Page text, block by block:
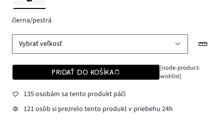
čierna/pestrá
Vybrať veľkosť
PRIDAŤ DO KOŠÍKA
[node-product-
wishlist]
135 osobám sa tento produkt páči
121 osôb si prezrelo tento produkt v priebehu 24h